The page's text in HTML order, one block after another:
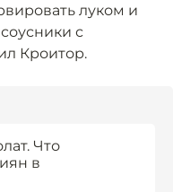
луком и
с
Кроитор.
Что
в